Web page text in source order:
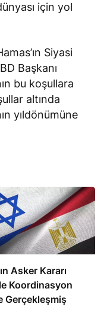
için yol
Siyasi
Başkanı
bu koşullara
altında
yıldönümüne
Asker Kararı
Koordinasyon
Gerçekleşmiş